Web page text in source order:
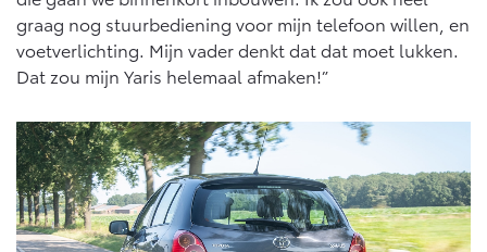
graag nog stuurbediening voor mijn telefoon willen, en
voetverlichting. Mijn vader denkt dat dat moet lukken.
Dat zou mijn Yaris helemaal afmaken!”